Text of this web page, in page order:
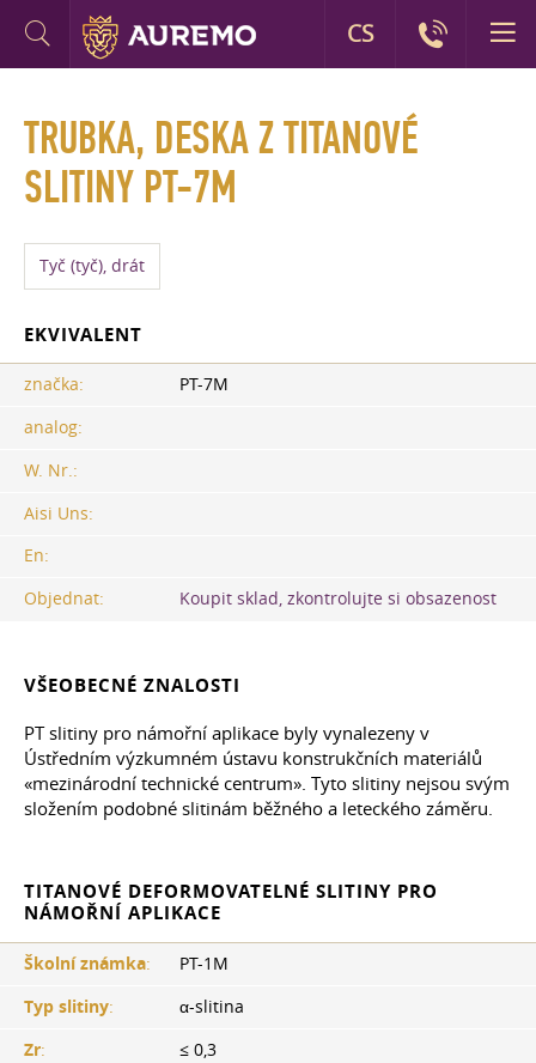
TRUBKA, DESKA Z TITANOVÉ
SLITINY PT-7M
Tyč (tyč), drát
EKVIVALENT
značka:
PT-7M
analog:
W. Nr.:
Aisi Uns:
En:
Objednat:
Koupit sklad, zkontrolujte si obsazenost
VŠEOBECNÉ ZNALOSTI
PT slitiny pro námořní aplikace byly vynalezeny v
Ústředním výzkumném ústavu konstrukčních materiálů
«mezinárodní technické centrum». Tyto slitiny nejsou svým
složením podobné slitinám běžného a leteckého záměru.
TITANOVÉ DEFORMOVATELNÉ SLITINY PRO
NÁMOŘNÍ APLIKACE
Školní známka:
PT-1M
Typ slitiny:
α-slitina
Zr:
≤ 0,3
CS